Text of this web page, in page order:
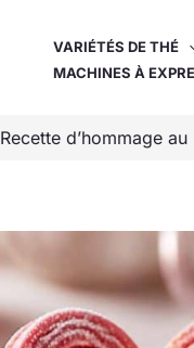
VARIÉTÉS DE THÉ
MACHINES À
Recette d’hommage